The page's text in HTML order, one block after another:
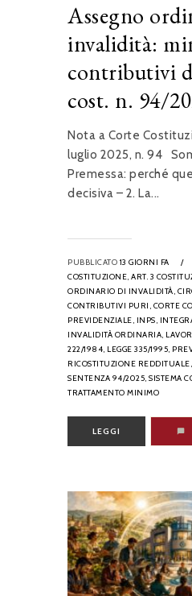
Assegno
invalidità:
contributivi
cost. n. 94/
Nota a Corte
luglio 2025, n. 94
Premessa: perché
decisiva – 2. La...
PUBBLICATO 13 GIORNI FA /
COSTITUZIONE, ART. 3
ORDINARIO DI INVALIDITÀ,
CONTRIBUTIVI PURI, CORTE
PREVIDENZIALE, INPS,
INVALIDITÀ ORDINARIA,
222/1984, LEGGE 335/1995,
RICOSTITUZIONE REDDITUALE,
SENTENZA 94/2025, SISTEMA
TRATTAMENTO MINIMO
LEGGI